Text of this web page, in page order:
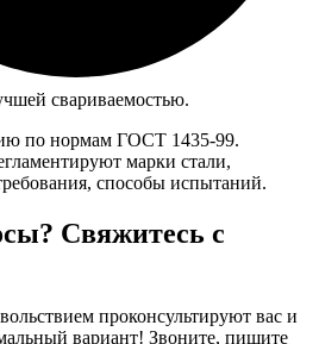
свариваемостью.
по нормам ГОСТ 1435-99.
марки стали,
способы испытаний.
Свяжитесь с
проконсультируют вас и
вариант! Звоните, пишите